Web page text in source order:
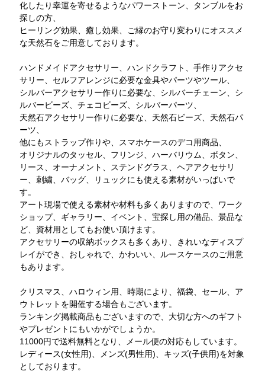
化したり幸運を寄せるようなパワーストーン、タンブルをお
探しの方、
ヒーリング効果、癒し効果、ご縁のお守り変わりにオススメ
な天然石をご用意しております。
ハンドメイドアクセサリー、ハンドクラフト、手作りアクセ
サリー、セルフアレンジに必要な金具やパーツやツール、
シルバーアクセサリー作りに必要な、シルバーチェーン、シ
ルバービーズ、チェコビーズ、シルバーパーツ、
天然石アクセサリー作りに必要な、天然石ビーズ、天然石パ
ーツ、
他にもストラップ作りや、スマホケースのデコ用商品、
オリジナルのタッセル、フリンジ、ハーバリウム、ボタン、
リース、オーナメント、ステンドグラス、ヘアアクセサリ
ー、刺繍、バッグ、リュックにも使える素材がいっぱいで
す。
アート現場で使える素材や材料も多くありますので、ワーク
ショップ、ギャラリー、イベント、宝探し用の備品、景品な
ど、資材用としてもお使い頂けます。
アクセサリーの収納ボックスも多くあり、きれいなディスプ
レイができ、おしゃれで、かわいい、ルースケースのご用意
もあります。
クリスマス、ハロウィン用、時期により、福袋、セール、ア
ウトレットを開催する場合もございます。
ランキング掲載商品もございますので、大切な方へのギフト
やプレゼントにもいかがでしょうか。
11000円で送料無料となり、メール便の対応もしています。
レディース(女性用)、メンズ(男性用)、キッズ(子供用)を対象
としております。